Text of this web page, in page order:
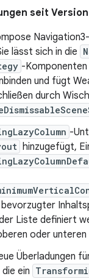
seit Version
lässt sich in die
-
und fügt
durch
-
hinzugefügt,
Liste definiert
oder unteren
Überladungen
ein